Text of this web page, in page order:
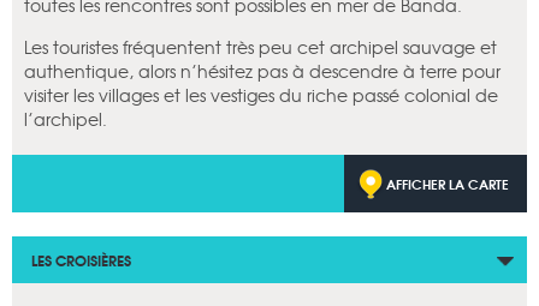
toutes les rencontres sont possibles en mer de Banda.
Les touristes fréquentent très peu cet archipel sauvage et
authentique, alors n’hésitez pas à descendre à terre pour
visiter les villages et les vestiges du riche passé colonial de
l’archipel.
AFFICHER LA CARTE
LES CROISIÈRES